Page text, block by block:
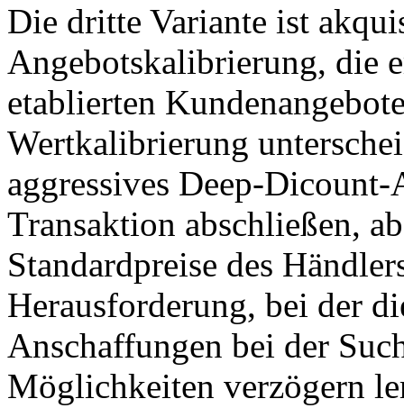
Die dritte Variante ist
Angebotskalibrierung, die
etablierten
Wertkalibrierung
aggressives Deep-
Transaktion abschließen,
Standardpreise des
Herausforderung, bei der
Anschaffungen bei der
Möglichkeiten verzögern